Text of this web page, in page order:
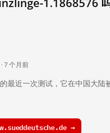
7 个月前
最近一次测试，它在中国大陆
→